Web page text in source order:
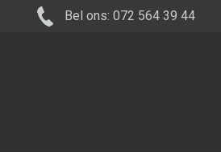
Bel ons: 072 564 39 44